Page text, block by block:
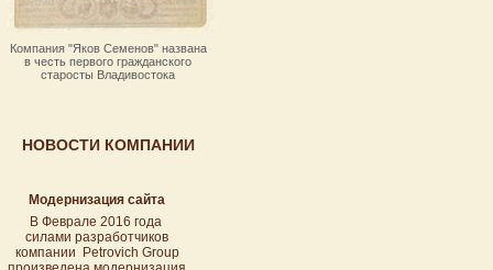
Компания "Яков Семенов" названа
в честь первого гражданского
старосты Владивостока
НОВОСТИ КОМПАНИИ
Модернизация сайта
В Феврале 2016 года
силами разработчиков
компании Petrovich Group